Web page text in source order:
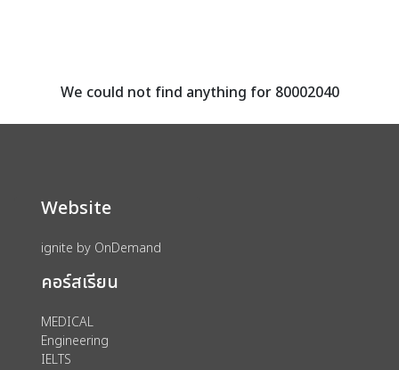
assignment ลงทะเบียน
We could not find anything for 80002040
Website
ignite by OnDemand
คอร์สเรียน
MEDICAL
Engineering
IELTS